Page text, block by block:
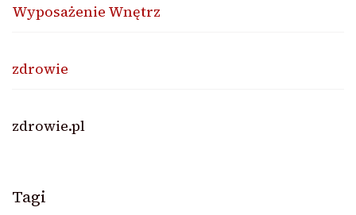
Wyposażenie Wnętrz
zdrowie
zdrowie.pl
Tagi